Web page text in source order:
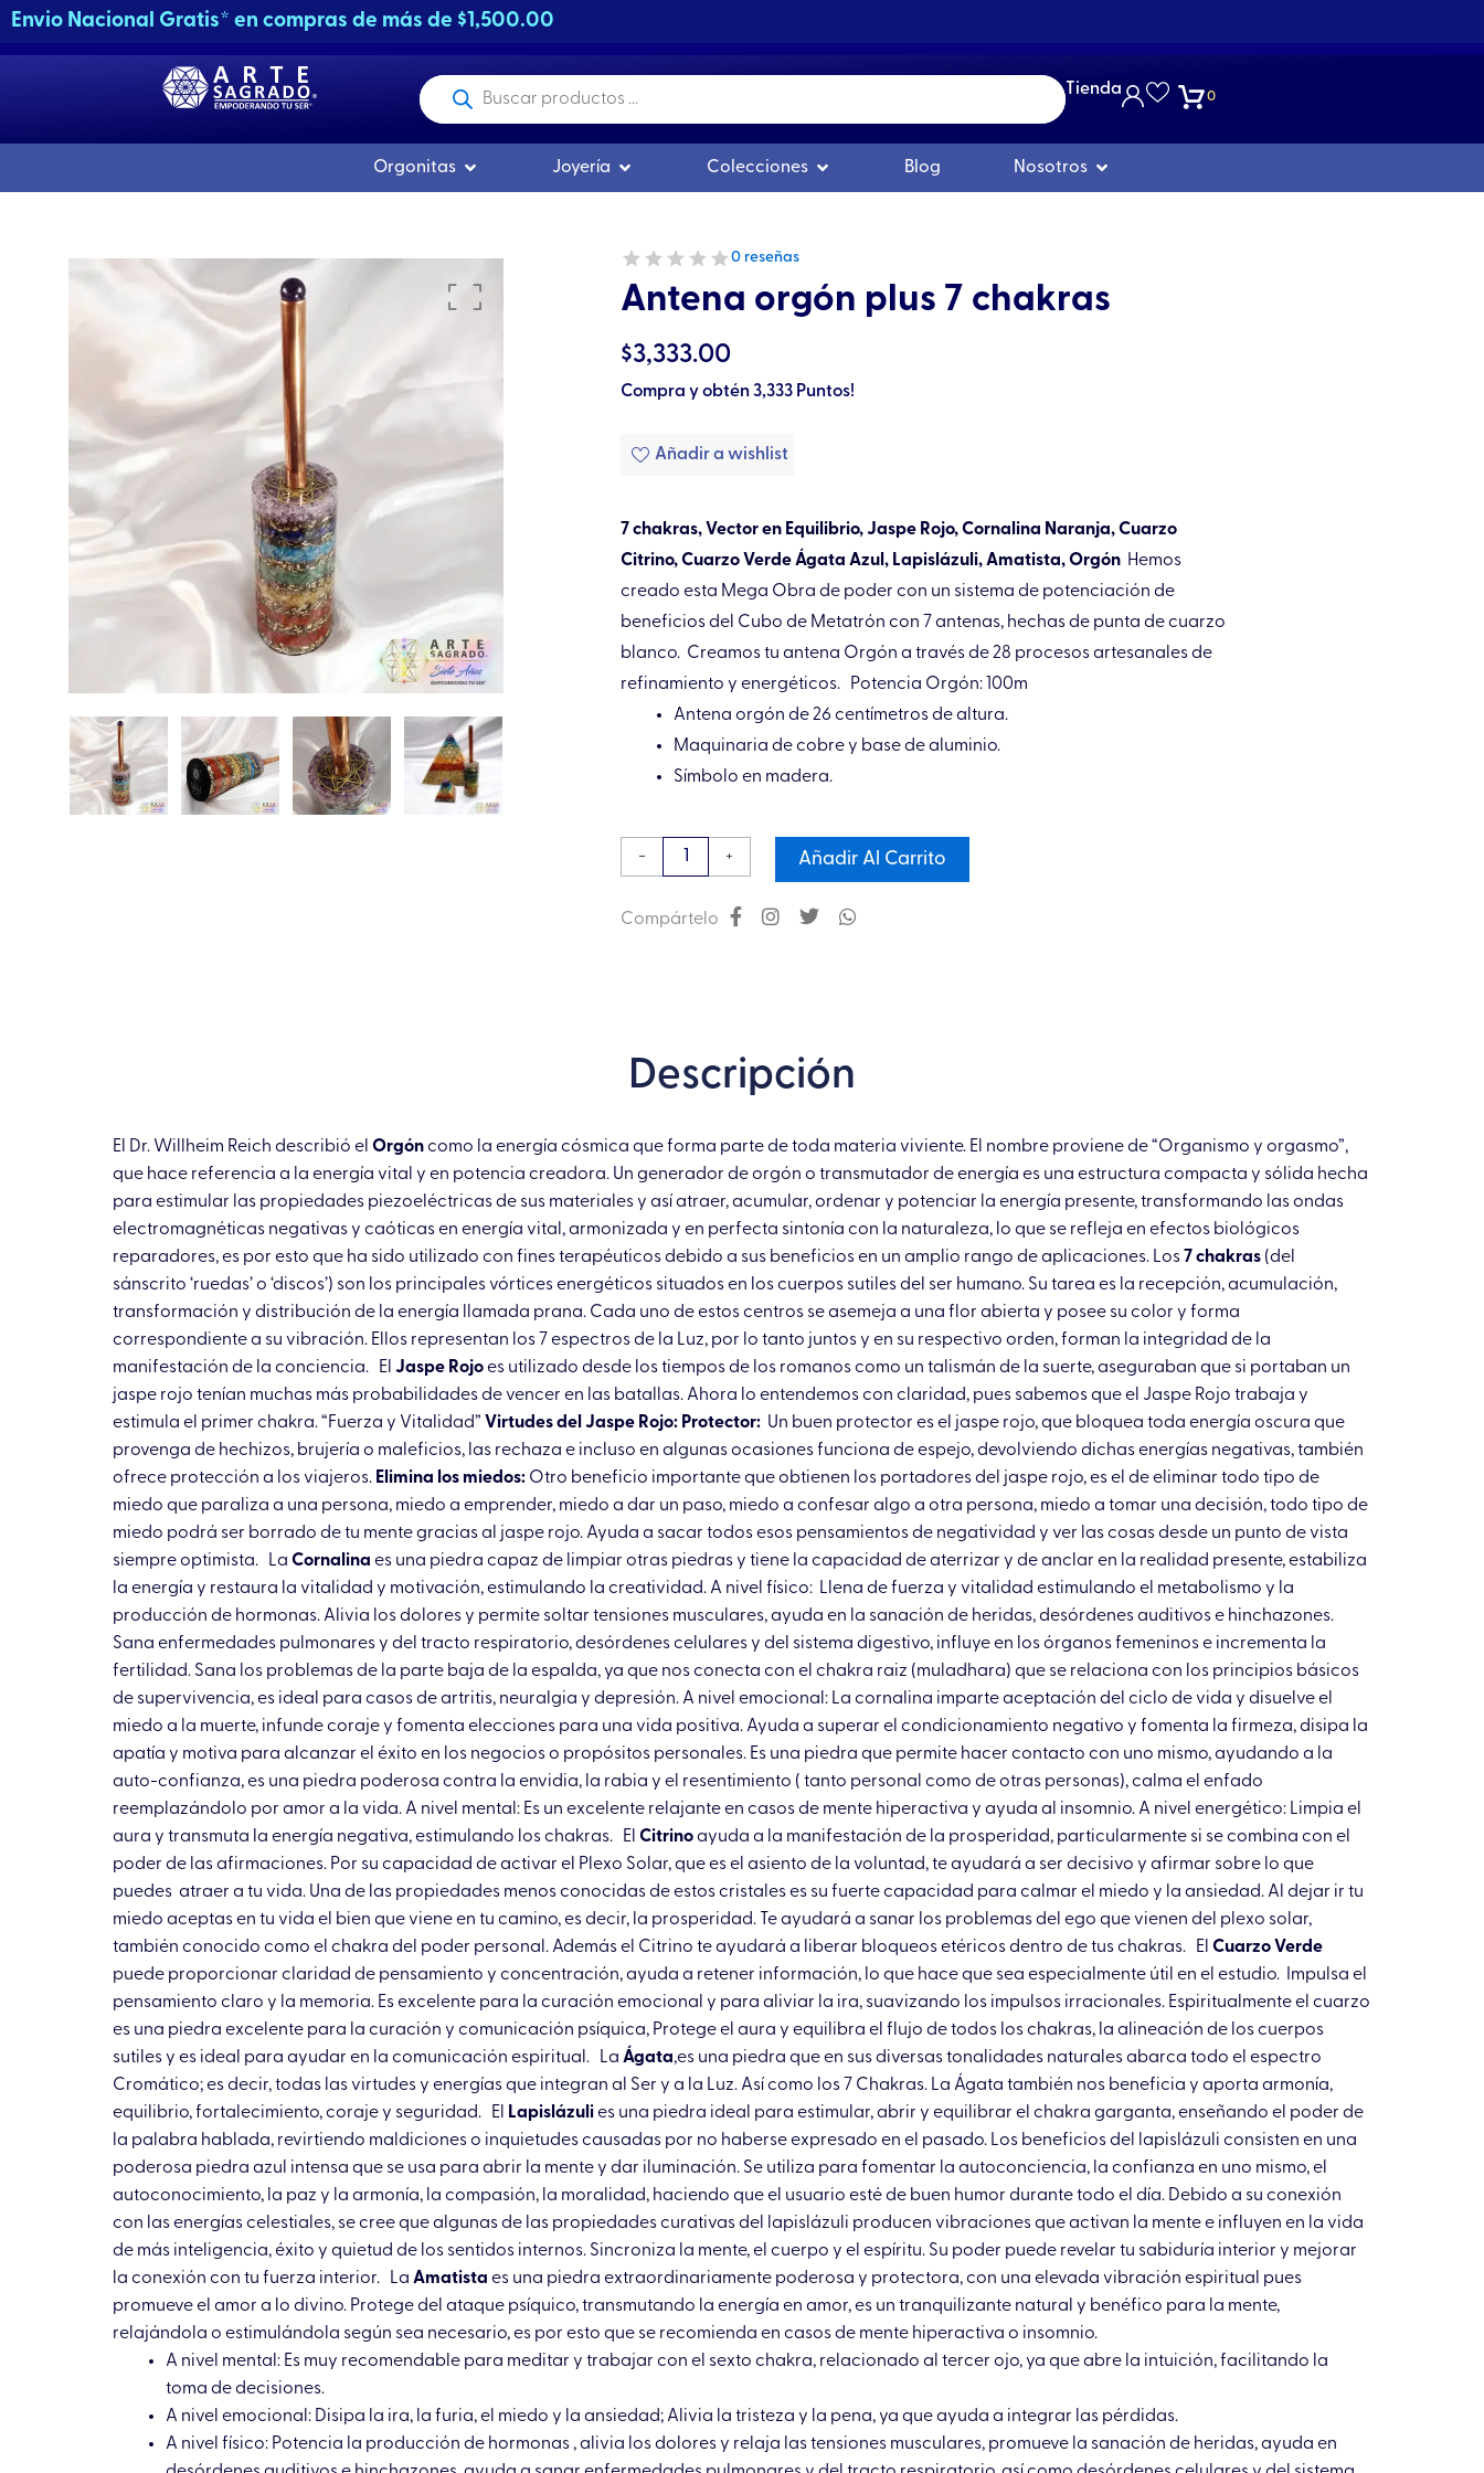
Envio Nacional Gratis* en compras de más de $1,500.00
Productos
buscados
Tienda 0
Orgonitas Abrir Orgonitas
Joyería Abrir JoyeríaColecciones Abrir Colecciones
Blog Nosotros Abrir Nosotros
0 reseñas
Antena orgón plus 7 chakras
$3,333.00
Compra y obtén 3,333 Puntos!
Añadir a wishlist
7 chakras, Vector en Equilibrio, Jaspe Rojo, Cornalina Naranja, Cuarzo
Citrino, Cuarzo Verde Ágata Azul, Lapislázuli, Amatista, Orgón⁣ Hemos
creado esta Mega Obra de poder con un sistema de potenciación de
beneficios del Cubo de Metatrón con 7 antenas, hechas de punta de cuarzo
blanco.⁣ ⁣ Creamos tu antena Orgón a través de 28 procesos artesanales de
refinamiento y energéticos. ⁣ ⁣ Potencia Orgón: 100m⁣
Antena orgón de 26 centímetros de altura.⁣
Maquinaria de cobre y base de aluminio.⁣
Símbolo en madera.
-
orgón
plus
+ Añadir Al Carrito
Compártelo
Descripción
El Dr. Willheim Reich describió el Orgón como la energía cósmica que forma parte de toda materia viviente. El nombre proviene de “Organismo y orgasmo”,
que hace referencia a la energía vital y en potencia creadora. Un generador de orgón o transmutador de energía es una estructura compacta y sólida hecha
para estimular las propiedades piezoeléctricas de sus materiales y así atraer, acumular, ordenar y potenciar la energía presente, transformando las ondas
electromagnéticas negativas y caóticas en energía vital, armonizada y en perfecta sintonía con la naturaleza, lo que se refleja en efectos biológicos
reparadores, es por esto que ha sido utilizado con fines terapéuticos debido a sus beneficios en un amplio rango de aplicaciones. Los 7 chakras (del
sánscrito ‘ruedas’ o ‘discos’) son los principales vórtices energéticos situados en los cuerpos sutiles del ser humano. Su tarea es la recepción, acumulación,
transformación y distribución de la energía llamada prana. Cada uno de estos centros se asemeja a una flor abierta y posee su color y forma
correspondiente a su vibración. Ellos representan los 7 espectros de la Luz, por lo tanto juntos y en su respectivo orden, forman la integridad de la
manifestación de la conciencia. El Jaspe Rojoes utilizado desde los tiempos de los romanos como un talismán de la suerte, aseguraban que si portaban un
jaspe rojo tenían muchas más probabilidades de vencer en las batallas. Ahora lo entendemos con claridad, pues sabemos que el Jaspe Rojo trabaja y
estimula el primer chakra. “Fuerza y Vitalidad” Virtudes del Jaspe Rojo: Protector: Un buen protector es el jaspe rojo, que bloquea toda energía oscura que
provenga de hechizos, brujería o maleficios, las rechaza e incluso en algunas ocasiones funciona de espejo, devolviendo dichas energías negativas, también
ofrece protección a los viajeros. Elimina los miedos: Otro beneficio importante que obtienen los portadores del jaspe rojo, es el de eliminar todo tipo de
miedo que paraliza a una persona, miedo a emprender, miedo a dar un paso, miedo a confesar algo a otra persona, miedo a tomar una decisión, todo tipo de
miedo podrá ser borrado de tu mente gracias al jaspe rojo. Ayuda a sacar todos esos pensamientos de negatividad y ver las cosas desde un punto de vista
siempre optimista. La Cornalina es una piedra capaz de limpiar otras piedras y tiene la capacidad de aterrizar y de anclar en la realidad presente, estabiliza
la energía y restaura la vitalidad y motivación, estimulando la creatividad. A nivel físico: Llena de fuerza y vitalidad estimulando el metabolismo y la
producción de hormonas. Alivia los dolores y permite soltar tensiones musculares, ayuda en la sanación de heridas, desórdenes auditivos e hinchazones.
Sana enfermedades pulmonares y del tracto respiratorio, desórdenes celulares y del sistema digestivo, influye en los órganos femeninos e incrementa la
fertilidad. Sana los problemas de la parte baja de la espalda, ya que nos conecta con el chakra raiz (muladhara) que se relaciona con los principios básicos
de supervivencia, es ideal para casos de artritis, neuralgia y depresión. A nivel emocional: La cornalina imparte aceptación del ciclo de vida y disuelve el
miedo a la muerte, infunde coraje y fomenta elecciones para una vida positiva. Ayuda a superar el condicionamiento negativo y fomenta la firmeza, disipa la
apatía y motiva para alcanzar el éxito en los negocios o propósitos personales. Es una piedra que permite hacer contacto con uno mismo, ayudando a la
auto-confianza, es una piedra poderosa contra la envidia, la rabia y el resentimiento ( tanto personal como de otras personas), calma el enfado
reemplazándolo por amor a la vida. A nivel mental: Es un excelente relajante en casos de mente hiperactiva y ayuda al insomnio. A nivel energético: Limpia el
aura y transmuta la energía negativa, estimulando los chakras. El Citrinoayuda a la manifestación de la prosperidad, particularmente si se combina con el
poder de las afirmaciones. Por su capacidad de activar el Plexo Solar, que es el asiento de la voluntad, te ayudará a ser decisivo y afirmar sobre lo que
puedes atraer a tu vida. Una de las propiedades menos conocidas de estos cristales es su fuerte capacidad para calmar el miedo y la ansiedad. Al dejar ir tu
miedo aceptas en tu vida el bien que viene en tu camino, es decir, la prosperidad. Te ayudará a sanar los problemas del ego que vienen del plexo solar,
también conocido como el chakra del poder personal. Además el Citrino te ayudará a liberar bloqueos etéricos dentro de tus chakras. El Cuarzo Verde
puede proporcionar claridad de pensamiento y concentración, ayuda a retener información, lo que hace que sea especialmente útil en el estudio. Impulsa el
pensamiento claro y la memoria. Es excelente para la curación emocional y para aliviar la ira, suavizando los impulsos irracionales. Espiritualmente el cuarzo
es una piedra excelente para la curación y comunicación psíquica, Protege el aura y equilibra el flujo de todos los chakras, la alineación de los cuerpos
sutiles y es ideal para ayudar en la comunicación espiritual. La Ágata,es una piedra que en sus diversas tonalidades naturales abarca todo el espectro
Cromático; es decir, todas las virtudes y energías que integran al Ser y a la Luz. Así como los 7 Chakras. La Ágata también nos beneficia y aporta armonía,
equilibrio, fortalecimiento, coraje y seguridad. El
Lapislázulies una piedra ideal para estimular, abrir y equilibrar el chakra garganta, enseñando el poder de
la palabra hablada, revirtiendo maldiciones o inquietudes causadas por no haberse expresado en el pasado. Los beneficios del lapislázuli consisten en una
poderosa piedra azul intensa que se usa para abrir la mente y dar iluminación. Se utiliza para fomentar la autoconciencia, la confianza en uno mismo, el
autoconocimiento, la paz y la armonía, la compasión, la moralidad, haciendo que el usuario esté de buen humor durante todo el día. Debido a su conexión
con las energías celestiales, se cree que algunas de las propiedades curativas del lapislázuli producen vibraciones que activan la mente e influyen en la vida
de más inteligencia, éxito y quietud de los sentidos internos. Sincroniza la mente, el cuerpo y el espíritu. Su poder puede revelar tu sabiduría interior y mejorar
la conexión con tu fuerza interior. La Amatista es una piedra extraordinariamente poderosa y protectora, con una elevada vibración espiritual pues
promueve el amor a lo divino. Protege del ataque psíquico, transmutando la energía en amor, es un tranquilizante natural y benéfico para la mente,
relajándola o estimulándola según sea necesario, es por esto que se recomienda en casos de mente hiperactiva o insomnio.
A nivel mental: Es muy recomendable para meditar y trabajar con el sexto chakra, relacionado al tercer ojo, ya que abre la intuición, facilitando la
toma de decisiones.
A nivel emocional: Disipa la ira, la furia, el miedo y la ansiedad; Alivia la tristeza y la pena, ya que ayuda a integrar las pérdidas.
A nivel físico: Potencia la producción de hormonas , alivia los dolores y relaja las tensiones musculares, promueve la sanación de heridas, ayuda en